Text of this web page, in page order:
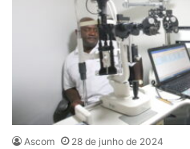
Ascom 28 de junho de 2024